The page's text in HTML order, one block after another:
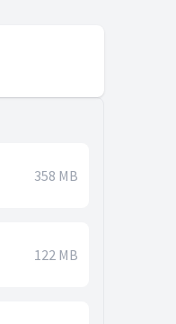
358 MB
122 MB